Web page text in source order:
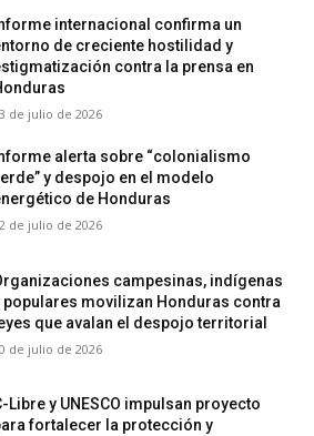
internacional confirma un
de creciente hostilidad y
contra la prensa en
de julio de 2026
alerta sobre “colonialismo
y despojo en el modelo
de Honduras
de julio de 2026
campesinas, indígenas
populares movilizan Honduras contra
que avalan el despojo territorial
de julio de 2026
Libre y UNESCO impulsan proyecto
fortalecer la protección y